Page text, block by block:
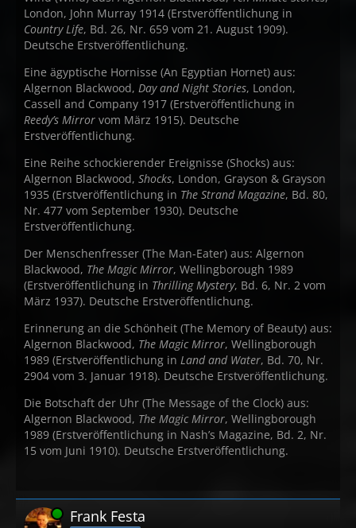
London, John Murray 1914 (Erstveröffentlichung in
Country Life, Bd. 26, Nr. 659 vom 21. August 1909).
Deutsche Erstveröffentlichung.
Eine ägyptische Hornisse (An Egyptian Hornet) aus:
Algernon Blackwood, Day and Night Stories, London,
Cassell and Company 1917 (Erstveröffentlichung in
Reedy’s Mirror vom März 1915). Deutsche
Erstveröffentlichung.
Eine Reihe schockierender Ereignisse (Shocks) aus:
Algernon Blackwood, Shocks, London, Grayson & Grayson
1935 (Erstveröffentlichung in The Strand Magazine, Bd. 80,
Nr. 477 vom September 1930). Deutsche
Erstveröffentlichung.
Der Menschenfresser (The Man-Eater) aus: Algernon
Blackwood, The Magic Mirror, Wellingborough 1989
(Erstveröffentlichung in Thrilling Mystery, Bd. 6, Nr. 2 vom
März 1937). Deutsche Erstveröffentlichung.
Erinnerung an die Schönheit (The Memory of Beauty) aus:
Algernon Blackwood, The Magic Mirror, Wellingborough
1989 (Erstveröffentlichung in Land and Water, Bd. 70, Nr.
2904 vom 3. Januar 1918). Deutsche Erstveröffentlichung.
Die Botschaft der Uhr (The Message of the Clock) aus:
Algernon Blackwood, The Magic Mirror, Wellingborough
1989 (Erstveröffentlichung in Nash’s Magazine, Bd. 2, Nr.
15 vom Juni 1910). Deutsche Erstveröffentlichung.
Online Frank Festa